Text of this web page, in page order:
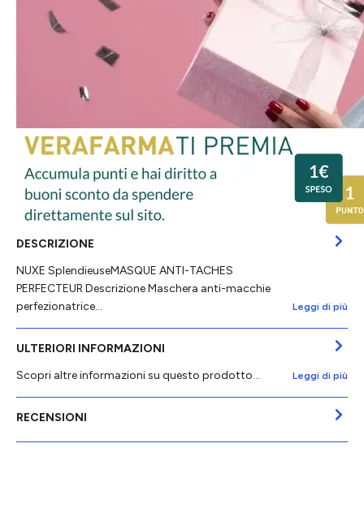
DESCRIZIONE
NUXE SplendieuseMASQUE ANTI-TACHES
PERFECTEUR Descrizione Maschera anti-macchie
perfezionatrice…
Leggi di più
ULTERIORI INFORMAZIONI
Scopri altre informazioni su questo prodotto...
Leggi di più
RECENSIONI